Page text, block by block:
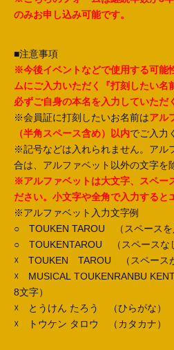
のみお申し込み可能です。
■注意事項
※今後イベントなどで使用する可能
ムにご入力いただく『打刻したい名
必ずご自身の本名を入力していただ
※会員証に打刻したいお名前はアル
（半角スペース含め）以内でご入力
※記号などは入れられません。アル
合は、アルファベット以外の文字を
※アルファベットは大文字、スペー
ださい。小文字や全角で入力すると
※アルファベット入力文字例
○ TOUKEN TAROU （スペースを
○ TOUKENTAROU （スペースな
☓ TOUKEN TAROU （スペース
☓ MUSICAL TOUKENRANBU
8文字）
☓ とうけん たろう （ひらがな）
☓ トウケン タロウ （カタカナ）